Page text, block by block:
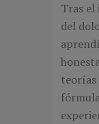
Tras el
del
teorías